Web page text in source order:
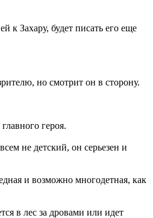
Захару, будет писать его еще
но смотрит он в сторону.
героя.
не детский, он серьезен и
и возможно многодетная, как
в лес за дровами или идет